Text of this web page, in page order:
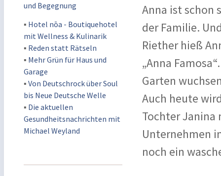
und Begegnung
▪ Hotel nōa - Boutiquehotel
mit Wellness & Kulinarik
▪ Reden statt Rätseln
▪ Mehr Grün für Haus und
Garage
▪ Von Deutschrock über Soul
bis Neue Deutsche Welle
▪ Die aktuellen
Gesundheitsnachrichten mit
Michael Weyland
Anna ist schon
der Familie.
Riether hieß
„Anna
Garten
Auch heute
Tochter Janina
Unternehmen
noch ein